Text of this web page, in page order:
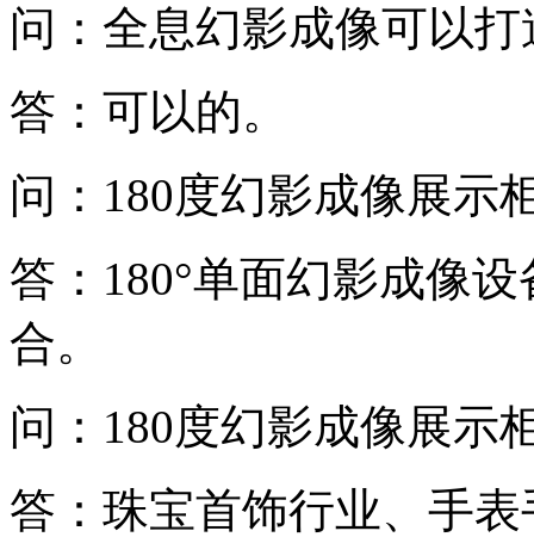
问：全息幻影成像可以
答：可以的。
问：180度幻影成像展示
答：180°单面幻影成像
合。
问：180度幻影成像展示
答：珠宝首饰行业、手